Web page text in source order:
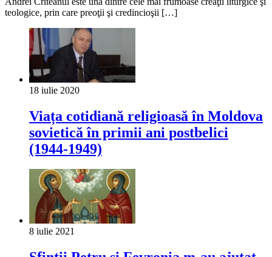
teologice, prin care preoţii şi credincioşii […]
18 iulie 2020
Viața cotidiană religioasă în Moldova
sovietică în primii ani postbelici
(1944-1949)
8 iulie 2021